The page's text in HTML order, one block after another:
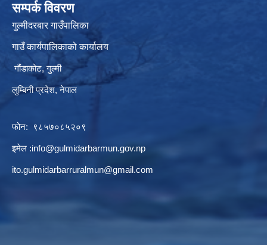
सम्पर्क विवरण
गुल्मीदरबार गाउँपालिका
गाउँ कार्यपालिकाको कार्यालय
गौंडाकोट, गुल्मी
लुम्बिनी प्रदेश, नेपाल
फोन: ९८५७०८५२०९
इमेल :info@gulmidarbarmun.gov.np
ito.gulmidarbarruralmun@gmail.com